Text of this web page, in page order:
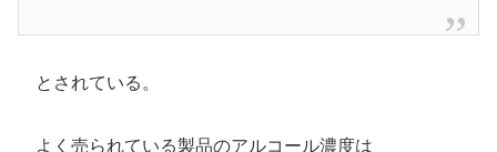
とされている。
よく売られている製品のアルコール濃度は